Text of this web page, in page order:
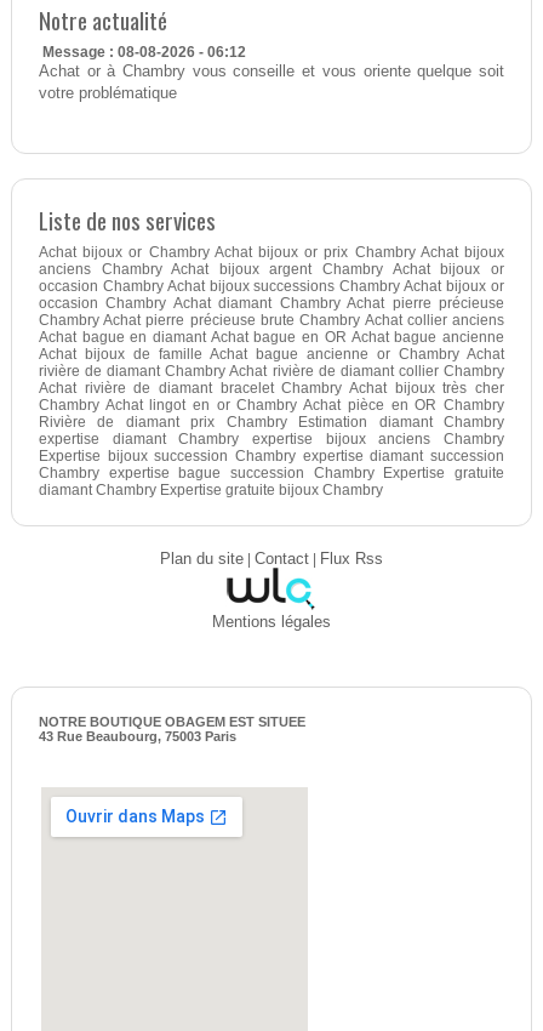
Notre actualité
Message : 08-08-2026 - 06:12
Achat or à Chambry vous conseille et vous oriente quelque soit
votre problématique
Liste de nos services
Achat bijoux or Chambry Achat bijoux or prix Chambry Achat bijoux
anciens Chambry Achat bijoux argent Chambry Achat bijoux or
occasion Chambry Achat bijoux successions Chambry Achat bijoux or
occasion Chambry Achat diamant Chambry Achat pierre précieuse
Chambry Achat pierre précieuse brute Chambry Achat collier anciens
Achat bague en diamant Achat bague en OR Achat bague ancienne
Achat bijoux de famille Achat bague ancienne or Chambry Achat
rivière de diamant Chambry Achat rivière de diamant collier Chambry
Achat rivière de diamant bracelet Chambry Achat bijoux très cher
Chambry Achat lingot en or Chambry Achat pièce en OR Chambry
Rivière de diamant prix Chambry Estimation diamant Chambry
expertise diamant Chambry expertise bijoux anciens Chambry
Expertise bijoux succession Chambry expertise diamant succession
Chambry expertise bague succession Chambry Expertise gratuite
diamant Chambry Expertise gratuite bijoux Chambry
Plan du site| Contact| Flux Rss
Mentions légales
NOTRE BOUTIQUE OBAGEM EST SITUEE
43 Rue Beaubourg, 75003 Paris